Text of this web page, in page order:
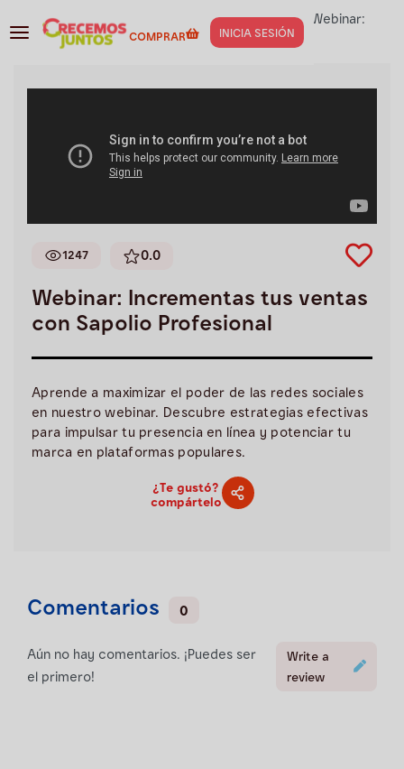
COMPRAR INICIA SESIÓN
Negocios>Services de Limpieza>Webinars>
Webinar:
Incrementas tus ventas con Sapolio Profesional
1247 0.0
Webinar: Incrementas tus ventas
con Sapolio Profesional
Aprende a maximizar el poder de las redes sociales
en nuestro webinar. Descubre estrategias efectivas
para impulsar tu presencia en línea y potenciar tu
marca en plataformas populares.
¿Te gustó?
compártelo
Comentarios 0
Aún no hay comentarios. ¡Puedes ser
el primero!
Write a
review